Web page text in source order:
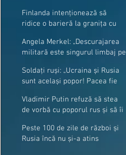
Finlanda intenționează să
ridice o barieră la granița cu
Angela Merkel: „Descurajarea
militară este singurul limbaj pe
Soldați ruși: „Ucraina și Rusia
sunt același popor! Pacea fie
Vladimir Putin refuză să stea
de vorbă cu poporul rus și să îi
Peste 100 de zile de război și
Rusia încă nu și-a atins